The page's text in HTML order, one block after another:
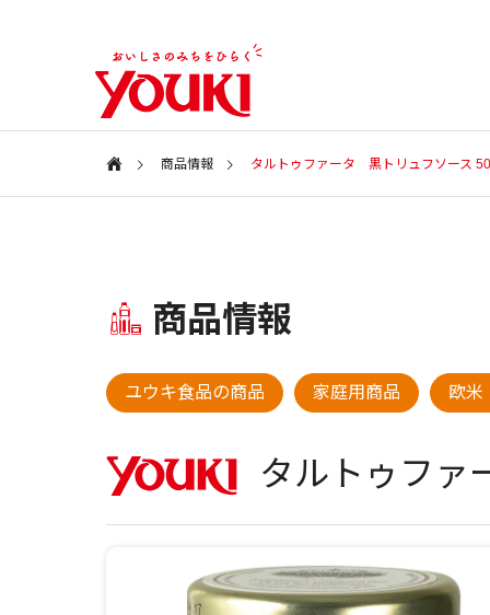
特集ページ
SPECIAL
2026年 春の新商品 2025年
会社情報
ユウキ食
商品情報 タルトゥファータ 黒トリュフソース
商品情報
ユウキ食品の商品 家庭用商品 欧米
タルトゥフ